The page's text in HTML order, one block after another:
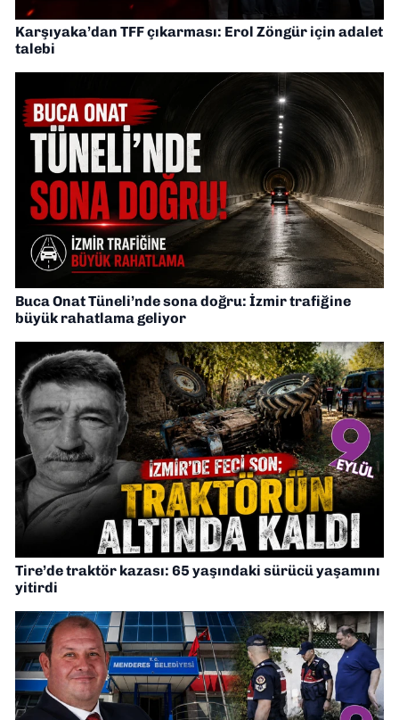
Karşıyaka’dan TFF çıkarması: Erol Zöngür için adalet
talebi
Buca Onat Tüneli’nde sona doğru: İzmir trafiğine
büyük rahatlama geliyor
Tire’de traktör kazası: 65 yaşındaki sürücü yaşamını
yitirdi